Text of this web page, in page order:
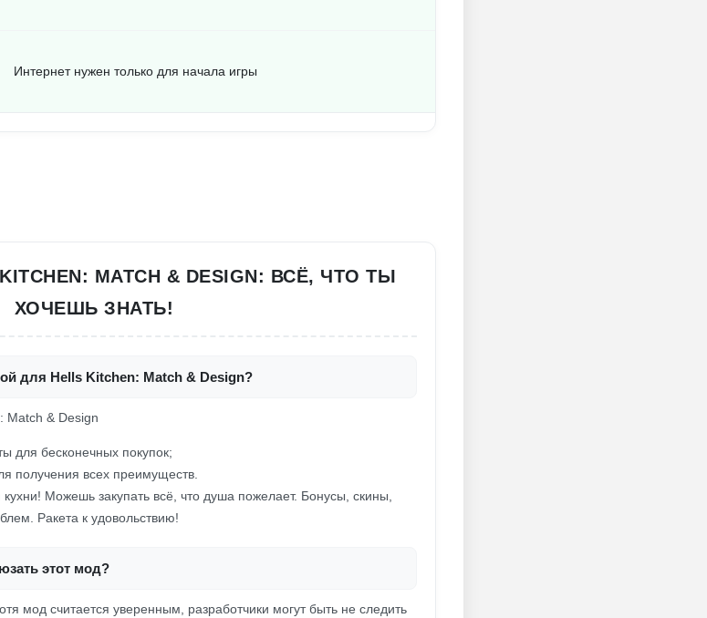
Интернет нужен только для начала игры
MATCH & DESIGN: ВСЁ, ЧТО ТЫ
ХОЧЕШЬ ЗНАТЬ!
для Hells Kitchen: Match & Design?
Match & Design
для бесконечных покупок;
получения всех преимуществ.
Можешь закупать всё, что душа пожелает. Бонусы, скины,
Ракета к удовольствию!
этот мод?
мод считается уверенным, разработчики могут быть не следить